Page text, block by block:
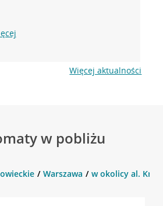
Więcej aktualności
w pobliżu
Warszawa w okolicy al.